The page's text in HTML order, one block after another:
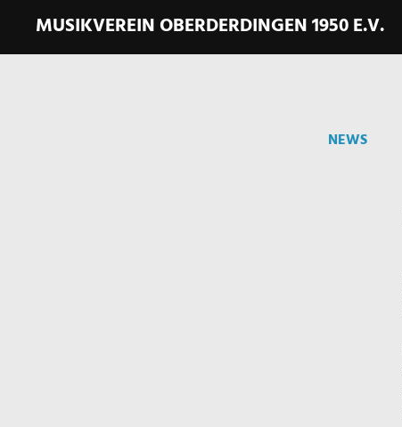
MUSIKVEREIN OBERDERDINGEN 1950 E.V.
NEWS